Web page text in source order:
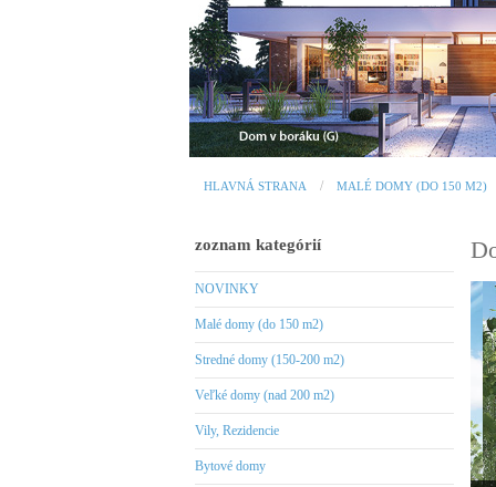
HLAVNÁ STRANA MALÉ DOMY (DO 150 M2)
zoznam kategórií
NOVINKY
Malé domy (do 150 m2)
Stredné domy (150-200 m2)
Veľké domy (nad 200 m2)
Vily, Rezidencie
Bytové domy